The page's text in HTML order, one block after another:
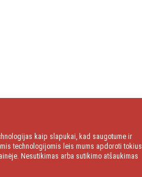
kaip slapukai, kad saugotume ir
technologijomis leis mums apdoroti tokius
Nesutikimas arba sutikimo atšaukimas